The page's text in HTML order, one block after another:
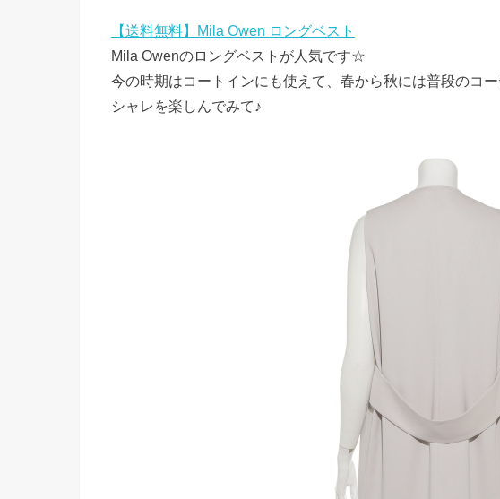
【送料無料】Mila Owen ロングベスト
Mila Owenのロングベストが人気です☆
今の時期はコートインにも使えて、春から秋には普段のコ
シャレを楽しんでみて♪